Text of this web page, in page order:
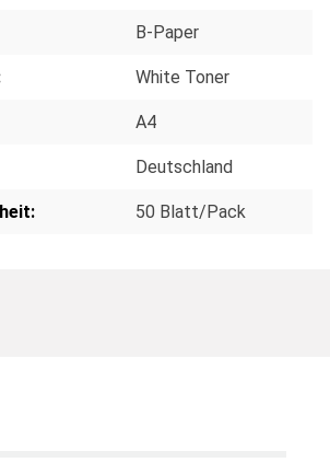
B-Paper
White Toner
A4
Deutschland
50 Blatt/Pack